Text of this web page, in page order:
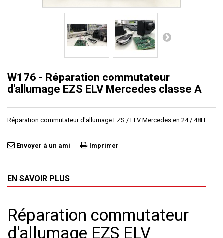
W176 - Réparation commutateur
d'allumage EZS ELV Mercedes classe A
Réparation commutateur d'allumage EZS / ELV Mercedes en 24 / 48H
Envoyer à un ami Imprimer
EN SAVOIR PLUS
Réparation commutateur
d'allumage EZS ELV